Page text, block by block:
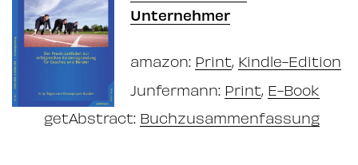
Unternehmer
amazon: Print, Kindle-Edition
Junfermann: Print, E-Book
getAbstract: Buchzusammenfassung